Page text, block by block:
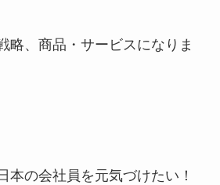
略、商品・サービスになりま
本の会社員を元気づけたい！